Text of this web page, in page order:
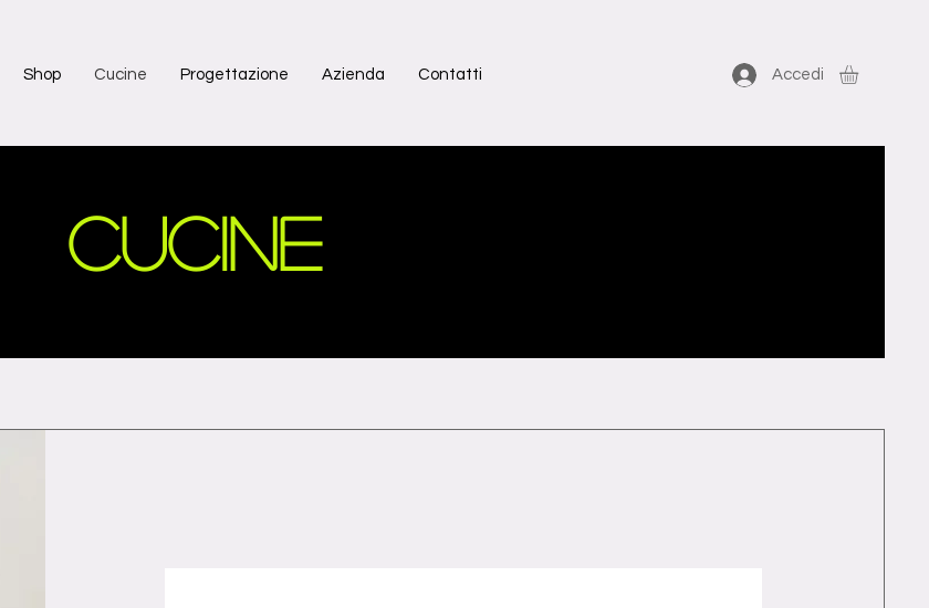
Shop Cucine Progettazione Azienda Contatti Accedi
cucine